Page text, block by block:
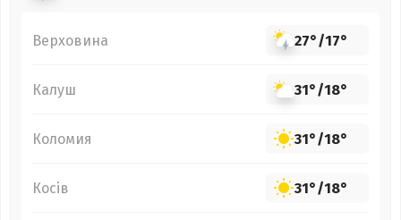
Верховина 27°/17°
Калуш 31°/18°
Коломия 31°/18°
Косів 31°/18°